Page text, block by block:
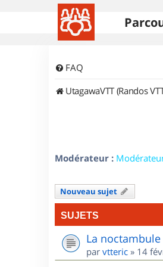
FAQ
UtagawaVTT (Randos
Modérateur :
Nouveau sujet
SUJETS
La noctambule
par vtteric » 14